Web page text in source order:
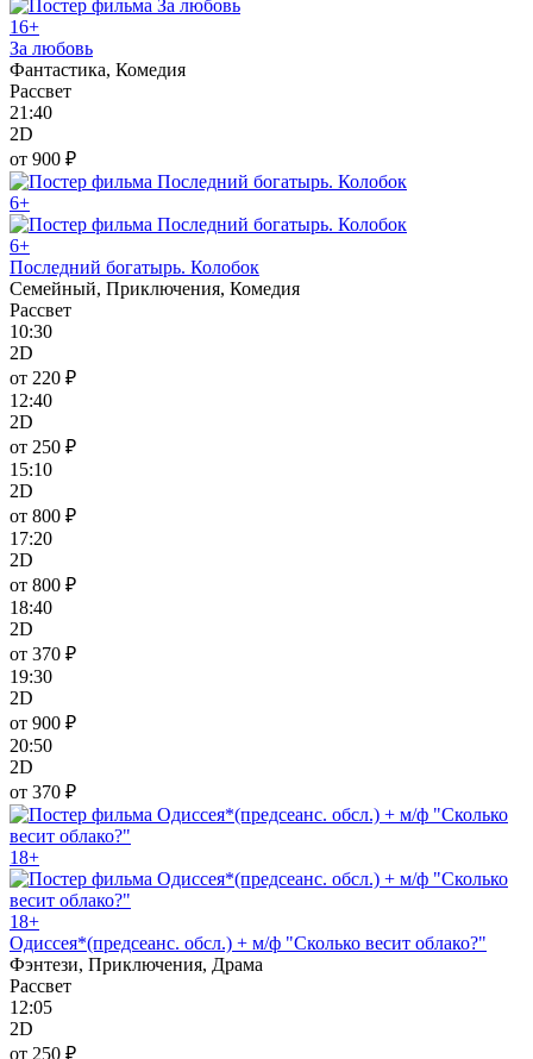
16+
За любовь
Фантастика, Комедия
Рассвет
21:40
2D
от 900 ₽
6+
6+
Последний богатырь. Колобок
Семейный, Приключения, Комедия
Рассвет
10:30
2D
от 220 ₽
12:40
2D
от 250 ₽
15:10
2D
от 800 ₽
17:20
2D
от 800 ₽
18:40
2D
от 370 ₽
19:30
2D
от 900 ₽
20:50
2D
от 370 ₽
18+
18+
Одиссея*(предсеанс. обсл.) + м/ф "Сколько весит облако?"
Фэнтези, Приключения, Драма
Рассвет
12:05
2D
от 250 ₽